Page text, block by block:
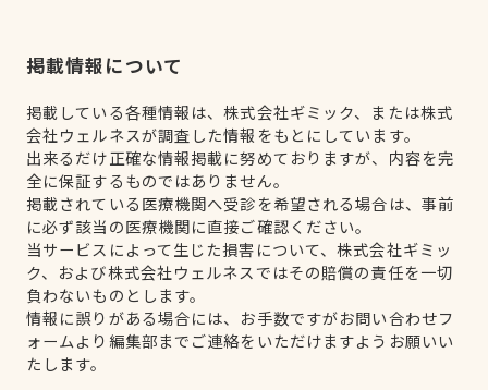
掲載情報について
掲載している各種情報は、株式会社ギミック、または株式
会社ウェルネスが調査した情報をもとにしています。
出来るだけ正確な情報掲載に努めておりますが、内容を完
全に保証するものではありません。
掲載されている医療機関へ受診を希望される場合は、事前
に必ず該当の医療機関に直接ご確認ください。
当サービスによって生じた損害について、株式会社ギミッ
ク、および株式会社ウェルネスではその賠償の責任を一切
負わないものとします。
情報に誤りがある場合には、お手数ですがお問い合わせフ
ォームより編集部までご連絡をいただけますようお願いい
たします。